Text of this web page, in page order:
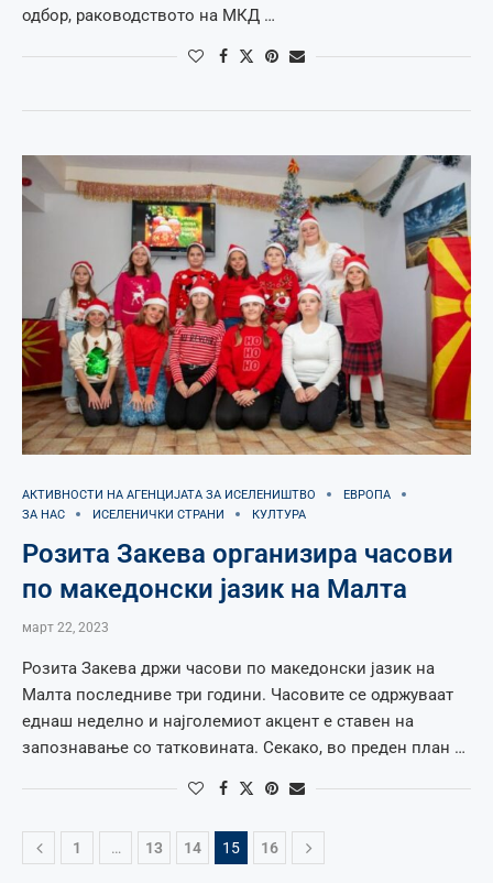
одбор, раководството на МКД …
АКТИВНОСТИ НА АГЕНЦИЈАТА ЗА ИСЕЛЕНИШТВО
ЕВРОПА
ЗА НАС
ИСЕЛЕНИЧКИ СТРАНИ КУЛТУРА
Розита Закева организира часови
по македонски јазик на Малта
март 22, 2023
Розита Закева држи часови по македонски јазик на
Малта последниве три години. Часовите се одржуваат
еднаш неделно и најголемиот акцент е ставен на
запознавање со татковината. Секако, во преден план …
1 … 13 14 15 16